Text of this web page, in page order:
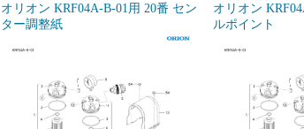
オリオン KRF04A-B-01用 20番 セン
ター調整紙
オリオン
ルポイント